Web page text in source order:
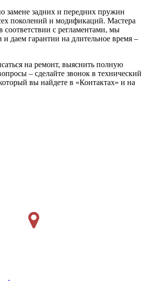
замене задних и передних пружин
поколений и модификаций. Мастера
с регламентами, мы
и даем гарантии на длительное время –
на ремонт, выяснить полную
– сделайте звонок в технический
вы найдете в «Контактах» и на